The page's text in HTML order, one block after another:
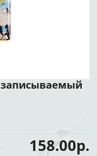
158.00р.